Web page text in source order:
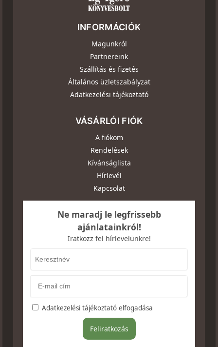
INFORMÁCIÓK
Magunkról
Partnereink
Szállítás és fizetés
Általános üzletszabályzat
Adatkezelési tájékoztató
VÁSÁRLÓI FIÓK
A fiókom
Rendelések
Kívánságlista
Hírlevél
Kapcsolat
Ne maradj le legfrissebb
ajánlatainkról!
Iratkozz fel hírlevelünkre!
Adatkezelési tájékoztató elfogadása